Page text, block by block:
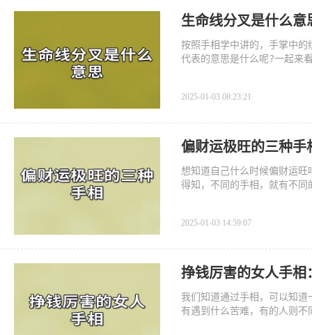
生命线分叉是什么
按照手相学中讲的，手掌中
代表的意思是什么呢?一起来
2025-01-03 08:23:21
偏财运极旺的三种
想知道自己什么时候偏财运
得知，不同的手相，就有不
2025-01-03 14:59:07
挣钱厉害的女人手
我们知道通过手相，可以知
有遇到什么苦难，有的人则